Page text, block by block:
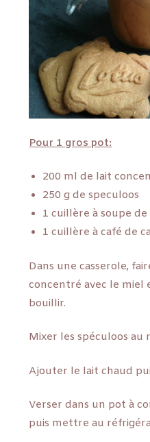
Pour 1 gros pot:
200 ml de lait
250 g de speculoos
1 cuillère à soupe de
1 cuillère à café de
Dans une casserole,
concentré avec le miel
bouillir.
Mixer les spéculoos au
Ajouter le lait chaud
Verser dans un pot à
puis mettre au